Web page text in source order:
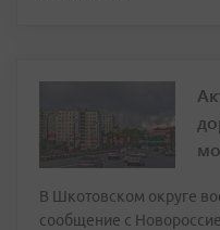
В Шкотовском округе
сообщение с